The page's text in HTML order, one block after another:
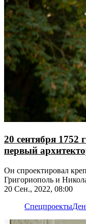
20 сентября 1752
первый
Он спроектировал
Григориополь и
20 Сен., 2022, 08:00
Спецпроекты